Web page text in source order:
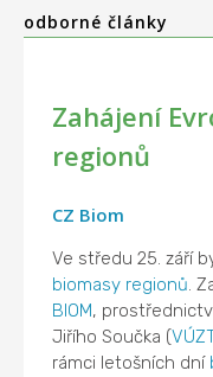
odborné články
Zahájení
regionů
CZ Biom
Ve středu 25. září
biomasy regionů.
BIOM,
Jiřího Součka (
rámci letošních dní